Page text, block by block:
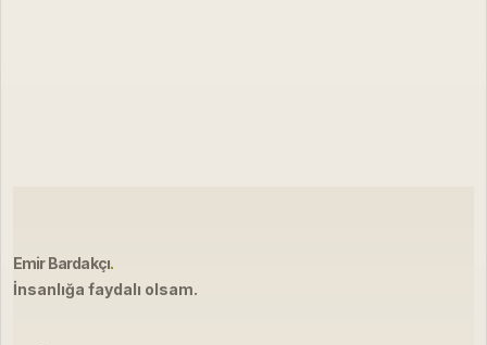
Emir Bardakçı.
İnsanlığa faydalı olsam.